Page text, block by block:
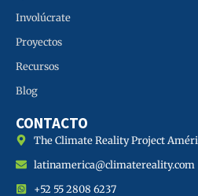
Involúcrate
Proyectos
Recursos
Blog
CONTACTO
The Climate Reality Project
latinamerica@climatereality.com
+52 55 2808 6237